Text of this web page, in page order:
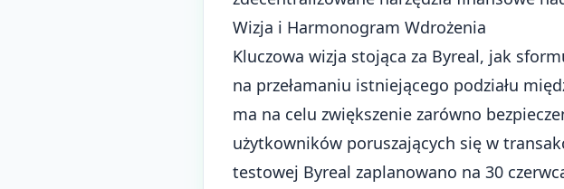
Wizja i Harmonogram Wdrożenia
Kluczowa wizja stojąca za Byreal, jak
na przełamaniu istniejącego podziału
ma na celu zwiększenie zarówno
użytkowników poruszających się w
testowej Byreal zaplanowano na 30